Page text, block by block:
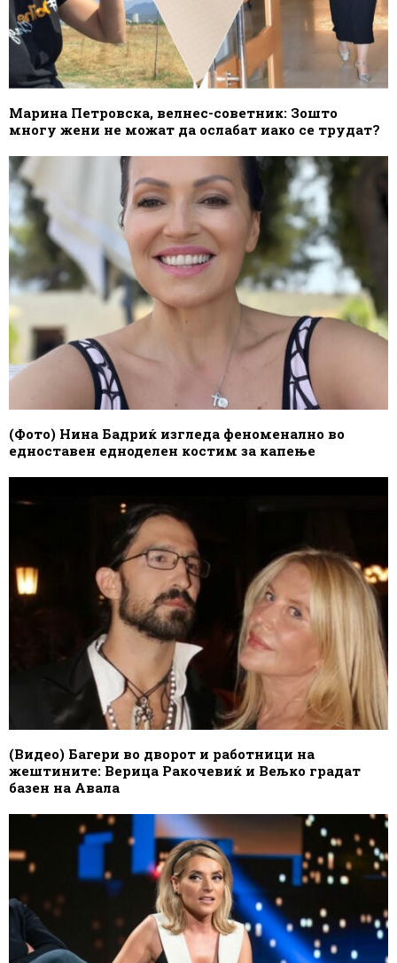
Марина Петровска, велнес-советник: Зошто
многу жени не можат да ослабат иако се трудат?
(Фото) Нина Бадриќ изгледа феноменално во
едноставен едноделен костим за капење
(Видео) Багери во дворот и работници на
жештините: Верица Ракочевиќ и Вељко градат
базен на Авала